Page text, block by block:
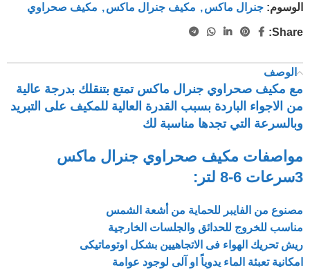
الوسوم: جنرال ماكس, مكيف جنرال ماكس, مكيف صحراوي
Share:
الوصف
مع مكيف صحراوي جنرال ماكس تمتع بتنقلك بدرجة عالية
من الاجواء الباردة بسبب القدرة العالية للمكيف على التبريد
وبالسرعة التي تجدها مناسبة لك
مواصفات مكيف صحراوي جنرال ماكس
3سرعات 6-8 لتر:
مصنوع من الفايبر للحماية من أشعة الشمس
مناسب للخروج للحدائق والجلسات الخارجية
ريش تحريك الهواء فى الاتجاهيين بشكل اوتوماتيكى
امكانية تعبئة الماء يدوياً او آلى لوجود عوامة